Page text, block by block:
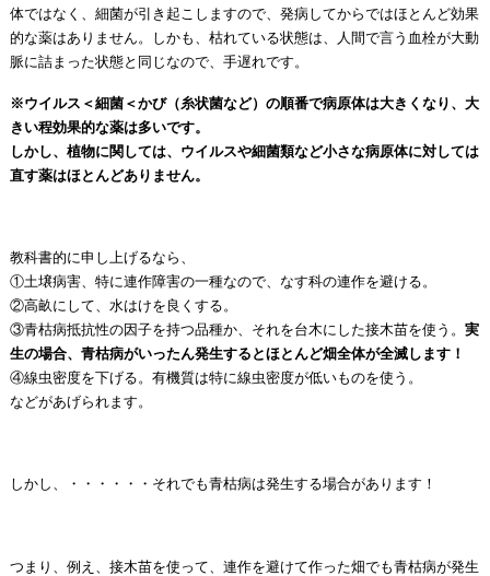
体ではなく、細菌が引き起こしますので、発病してからではほとんど効果
的な薬はありません。しかも、枯れている状態は、人間で言う血栓が大動
脈に詰まった状態と同じなので、手遅れです。
※ウイルス＜細菌＜かび（糸状菌など）の順番で病原体は大きくなり、大
きい程効果的な薬は多いです。
しかし、植物に関しては、ウイルスや細菌類など小さな病原体に対しては
直す薬はほとんどありません。
教科書的に申し上げるなら、
①土壌病害、特に連作障害の一種なので、なす科の連作を避ける。
②高畝にして、水はけを良くする。
③青枯病抵抗性の因子を持つ品種か、それを台木にした接木苗を使う。 実
生の場合、青枯病がいったん発生するとほとんど畑全体が全滅します！
④線虫密度を下げる。有機質は特に線虫密度が低いものを使う。
などがあげられます。
しかし、・・・・・・それでも青枯病は発生する場合があります！
つまり、例え、接木苗を使って、連作を避けて作った畑でも青枯病が発生